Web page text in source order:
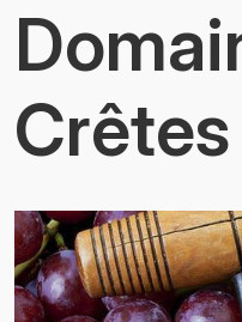
Crêtes